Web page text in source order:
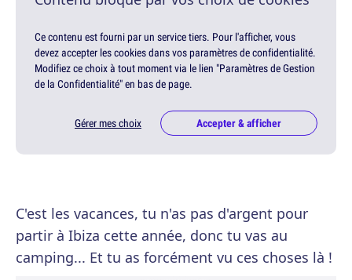
Ce contenu est fourni par un service tiers. Pour l'afficher, vous
devez accepter les cookies dans vos paramètres de confidentialité.
Modifiez ce choix à tout moment via le lien "Paramètres de Gestion
de la Confidentialité" en bas de page.
Gérer mes choix Accepter & afficher
C'est les vacances, tu n'as pas d'argent pour
partir à Ibiza cette année, donc tu vas au
camping... Et tu as forcément vu ces choses là !